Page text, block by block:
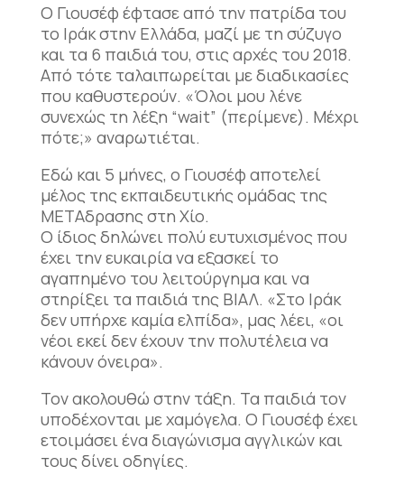
Ο Γιουσέφ έφτασε από την πατρίδα του
το Ιράκ στην Ελλάδα, μαζί με τη σύζυγο
και τα 6 παιδιά του, στις αρχές του 2018.
Από τότε ταλαιπωρείται με διαδικασίες
που καθυστερούν. «Όλοι μου λένε
συνεχώς τη λέξη “wait” (περίμενε). Μέχρι
πότε;» αναρωτιέται.
Εδώ και 5 μήνες, ο Γιουσέφ αποτελεί
μέλος της εκπαιδευτικής ομάδας της
ΜΕΤΑδρασης στη Χίο.
Ο ίδιος δηλώνει πολύ ευτυχισμένος που
έχει την ευκαιρία να εξασκεί το
αγαπημένο του λειτούργημα και να
στηρίξει τα παιδιά της ΒΙΑΛ. «Στο Ιράκ
δεν υπήρχε καμία ελπίδα», μας λέει, «οι
νέοι εκεί δεν έχουν την πολυτέλεια να
κάνουν όνειρα».
Τον ακολουθώ στην τάξη. Τα παιδιά τον
υποδέχονται με χαμόγελα. Ο Γιουσέφ έχει
ετοιμάσει ένα διαγώνισμα αγγλικών και
τους δίνει οδηγίες.